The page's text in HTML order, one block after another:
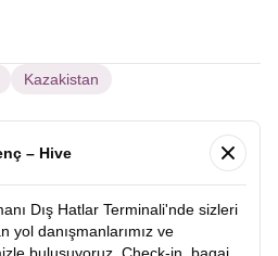
Kazakistan
– Hive
Dış Hatlar Terminali'nde sizleri
yol danışmanlarımız ve